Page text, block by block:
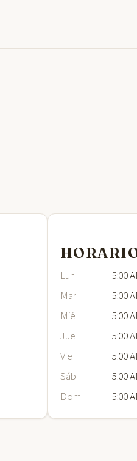
Lun
5:00
Mar
5:00
Mié
5:00
Jue
5:00
Vie
5:00
Sáb
5:00
Dom
5:00